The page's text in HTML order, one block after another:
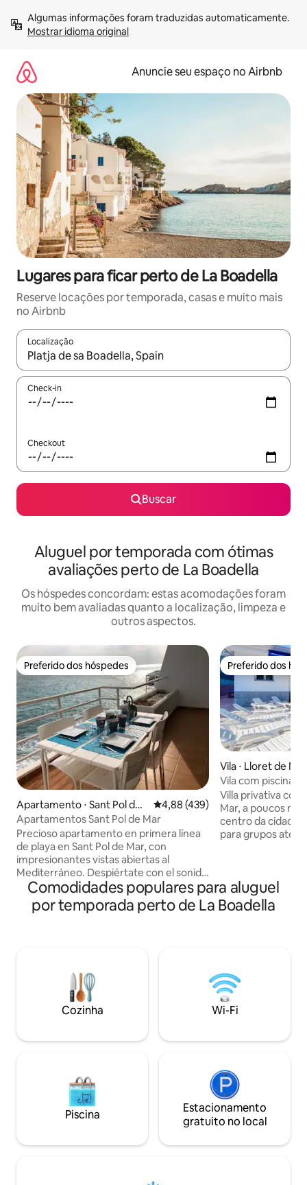
para
Mostrar idioma original
Anuncie seu espaço no Airbnb
Lugares para ficar perto de La Boadella
Reserve locações por temporada, casas e muito mais
no Airbnb
Localização
Quando os resultados estiverem disponíveis, explore-os
Check-in
Checkout
Buscar
Aluguel por temporada com ótimas
avaliações perto de La Boadella
Os hóspedes concordam: estas acomodações foram
muito bem avaliadas quanto a localização, limpeza e
outros aspectos.
Preferido dos hóspedes
Preferido dos hóspedes
Apartamento ⋅ Sant Pol de
Mar
4,88 de uma avaliação média de
4,88 (439)
Apartamentos Sant Pol de Mar
Precioso apartamento en primera línea
de playa en Sant Pol de Mar, con
impresionantes vistas abiertas al
Mediterráneo. Despiértate con el sonido
del mar en este espectacular
apartamento en primera línea de playa
con vistas ininterrumpidas al
amanecer desde la terraza mientras los
niños juegan en la playa justo enfrente.
El lugar perfecto para relajarte con un
libro o una copa en la terraza, disfrutar
ritmo del mar. Incluye plaza de parking
equipada, cafetera Nespresso, WiFi y
equipamiento de playa. El apartamento
completo, la terraza con vistas al mar y
tu plaza de parking en el mismo edificio
sensación de tranquilidad es inigualable;
Preferido dos
Preferido dos
Vila ⋅ Lloret de Mar
Vila com piscina
Mar
Villa privativa
Mar, a poucos
centro da cidade.
para grupos até
compartilhadas e
de pingue-
para escapadas e
supermercado e
1 minuto de
Comodidades populares para aluguel
por temporada perto de La Boadella
Cozinha Wi-Fi
Piscina
Estacionamento
gratuito no local